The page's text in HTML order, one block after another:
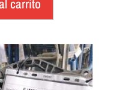
carrito